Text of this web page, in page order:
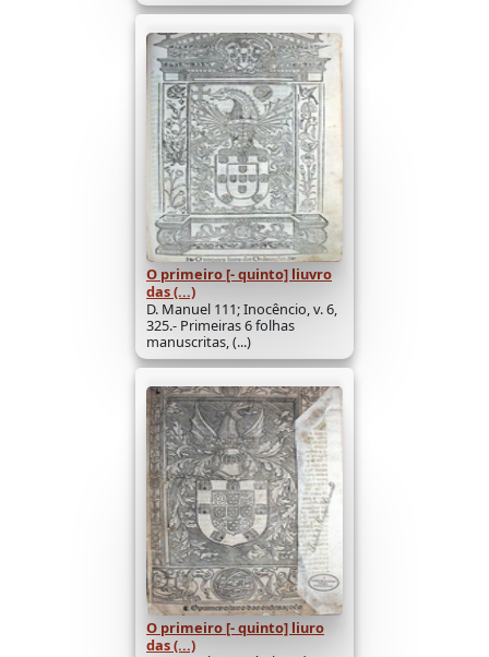
O primeiro [- quinto] liuvro
das (...)
D. Manuel 111; Inocêncio, v. 6,
325.- Primeiras 6 folhas
manuscritas, (...)
O primeiro [- quinto] liuro
das (...)